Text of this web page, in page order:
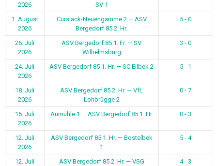
2026
SV 1
1. August
2026
Curslack-Neuengamme 2 — ASV
Bergedorf 85 2. Hr.
5 - 0
26. Juli
2026
ASV Bergedorf 85 1. Fr. — SV
Wilhelmsburg
3 - 0
24. Juli
2026
ASV Bergedorf 85 1. Hr. — SC Eilbek 2 5 - 1
18. Juli
2026
ASV Bergedorf 85 2. Hr. — VfL
Lohbrügge 2
0 - 7
16. Juli
2026
Aumühle 1 — ASV Bergedorf 85 1. Hr. 0 - 3
12. Juli
2026
ASV Bergedorf 85 1. Hr. — Bostelbek
1
5 - 4
12. Juli
ASV Bergedorf 85 2. Hr. — VSG
4 - 3